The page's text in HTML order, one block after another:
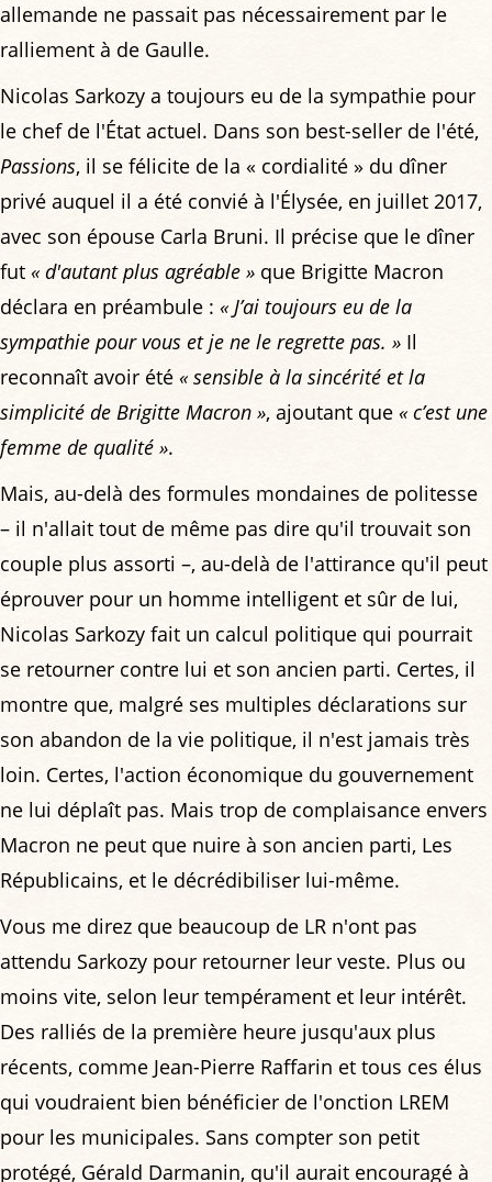
allemande ne passait pas nécessairement par le
ralliement à de Gaulle.
Nicolas Sarkozy a toujours eu de la sympathie pour
le chef de l'État actuel. Dans son best-seller de l'été,
Passions, il se félicite de la « cordialité » du dîner
privé auquel il a été convié à l'Élysée, en juillet 2017,
avec son épouse Carla Bruni. Il précise que le dîner
fut « d'autant plus agréable » que Brigitte Macron
déclara en préambule : « J’ai toujours eu de la
sympathie pour vous et je ne le regrette pas. » Il
reconnaît avoir été « sensible à la sincérité et la
simplicité de Brigitte Macron », ajoutant que « c’est une
femme de qualité ».
Mais, au-delà des formules mondaines de politesse
– il n'allait tout de même pas dire qu'il trouvait son
couple plus assorti –, au-delà de l'attirance qu'il peut
éprouver pour un homme intelligent et sûr de lui,
Nicolas Sarkozy fait un calcul politique qui pourrait
se retourner contre lui et son ancien parti. Certes, il
montre que, malgré ses multiples déclarations sur
son abandon de la vie politique, il n'est jamais très
loin. Certes, l'action économique du gouvernement
ne lui déplaît pas. Mais trop de complaisance envers
Macron ne peut que nuire à son ancien parti, Les
Républicains, et le décrédibiliser lui-même.
Vous me direz que beaucoup de LR n'ont pas
attendu Sarkozy pour retourner leur veste. Plus ou
moins vite, selon leur tempérament et leur intérêt.
Des ralliés de la première heure jusqu'aux plus
récents, comme Jean-Pierre Raffarin et tous ces élus
qui voudraient bien bénéficier de l'onction LREM
pour les municipales. Sans compter son petit
protégé, Gérald Darmanin, qu'il aurait encouragé à